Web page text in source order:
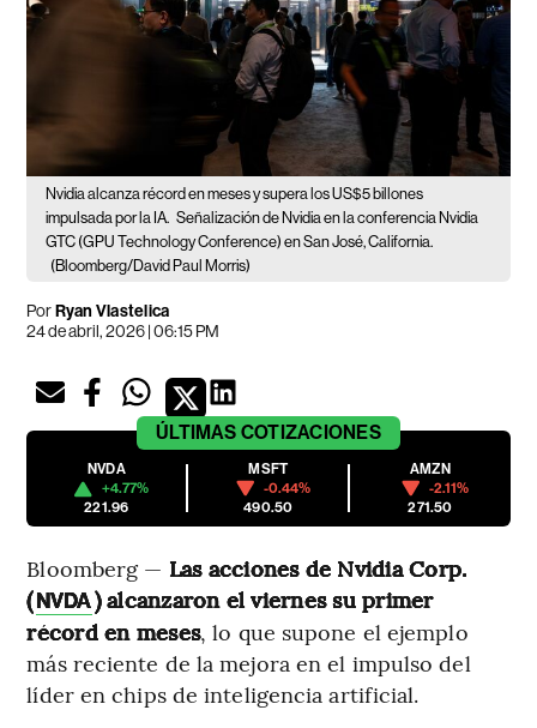
Nvidia alcanza récord en meses y supera los US$5 billones
impulsada por la IA. Señalización de Nvidia en la conferencia Nvidia
GTC (GPU Technology Conference) en San José, California.
(Bloomberg/David Paul Morris)
PorRyan Vlastelica
24 de abril, 2026 | 06:15 PM
ÚLTIMAS COTIZACIONES
NVDA
+4.77%
221.96
MSFT
-0.44%
490.50
AMZN
-2.11%
271.50
Bloomberg — Las acciones de Nvidia Corp.
(NVDA) alcanzaron el viernes su primer
récord en meses, lo que supone el ejemplo
más reciente de la mejora en el impulso del
líder en chips de inteligencia artificial.